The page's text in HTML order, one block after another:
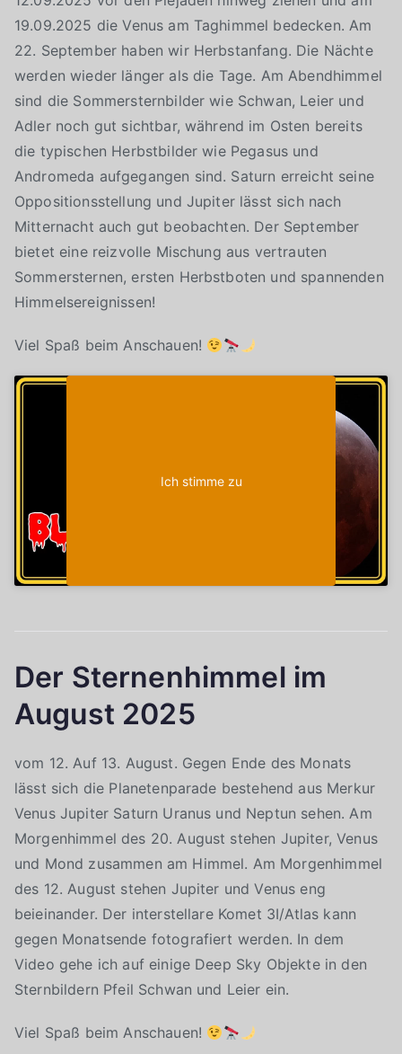
19.09.2025 die Venus am Taghimmel bedecken. Am
22. September haben wir Herbstanfang. Die Nächte
werden wieder länger als die Tage. Am Abendhimmel
sind die Sommersternbilder wie Schwan, Leier und
Adler noch gut sichtbar, während im Osten bereits
die typischen Herbstbilder wie Pegasus und
Andromeda aufgegangen sind. Saturn erreicht seine
Oppositionsstellung und Jupiter lässt sich nach
Mitternacht auch gut beobachten. Der September
bietet eine reizvolle Mischung aus vertrauten
Sommersternen, ersten Herbstboten und spannenden
Himmelsereignissen!
Viel Spaß beim Anschauen!
Ich stimme zu
Der Sternenhimmel im
August 2025
vom 12. Auf 13. August. Gegen Ende des Monats
lässt sich die Planetenparade bestehend aus Merkur
Venus Jupiter Saturn Uranus und Neptun sehen. Am
Morgenhimmel des 20. August stehen Jupiter, Venus
und Mond zusammen am Himmel. Am Morgenhimmel
des 12. August stehen Jupiter und Venus eng
beieinander. Der interstellare Komet 3I/Atlas kann
gegen Monatsende fotografiert werden. In dem
Video gehe ich auf einige Deep Sky Objekte in den
Sternbildern Pfeil Schwan und Leier ein.
Viel Spaß beim Anschauen!